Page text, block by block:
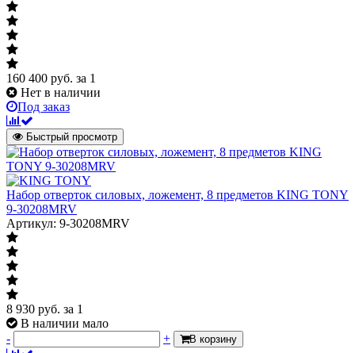
160 400 руб. за 1
Нет в наличии
Под заказ
Быстрый просмотр
Набор отверток силовых, ложемент, 8 предметов KING TONY
9-30208MRV
Артикул: 9-30208MRV
8 930 руб. за 1
В наличии мало
-
+ В корзину